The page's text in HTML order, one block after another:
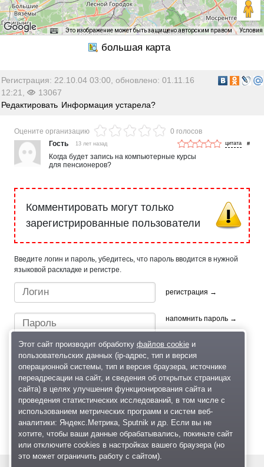
Это изображение может быть защищено авторским правом Условия
Регистрация: 22.10.04 03:00, обновлено: 01.11.16
12:21,
13067
Редактировать Информация устарела?
Оцените организацию
0 голосов
Гость
13 лет назад #
Когда будет запись на компьютерные курсы
для пенсионеров?
Комментировать могут только
зарегистрированные пользователи
Введите логин и пароль, убедитесь, что пароль вводится в нужной
языковой раскладке и регистре.
регистрация →
напомнить пароль →
Быстрый вход/регистрация, используя профиль в:
Этот сайт производит обработку файлов cookieи
пользовательских данных (ip-адрес, тип и версия
операционной системы, тип и версия браузера, источнике
переадресации на сайт, и сведения об открытых страницах
сайта) в целях улучшения функционирования сайта и
проведения статистических исследований, в том числе с
использованием метрических программ и систем веб-
аналитики: Яндекс.Метрика, Sputnik и др. Если вы не
хотите, чтобы ваши данные обрабатывались, покиньте сайт
или отключите cookies в настройках вашего браузера (но
это может ограничить работу с сайтом).